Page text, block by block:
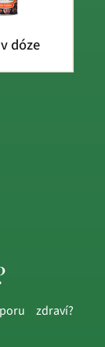
dóze
zdraví?